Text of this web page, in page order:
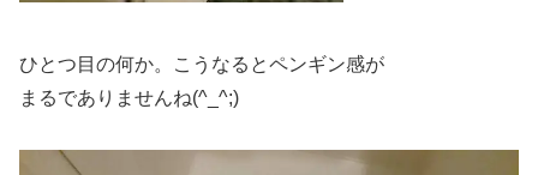
ひとつ目の何か。こうなるとペンギン感が
まるでありませんね(^_^;)